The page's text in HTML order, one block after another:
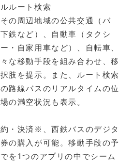
ルート検索
の周辺地域の公共交通（バ
鉄など）、自動車（タクシ
・自家用車など）、自転車、
な移動手段を組み合わせ、移
肢を提示。また、ルート検索
路線バスのリアルタイムの位
の満空状況も表示。
・決済※、西鉄バスのデジタ
の購入が可能。移動手段の予
を1つのアプリの中でシーム